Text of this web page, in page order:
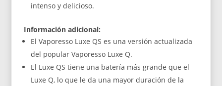
intenso y delicioso.
Información adicional:
El Vaporesso Luxe QS es una versión actualizada
del popular Vaporesso Luxe Q.
El Luxe QS tiene una batería más grande que el
Luxe Q, lo que le da una mayor duración de la